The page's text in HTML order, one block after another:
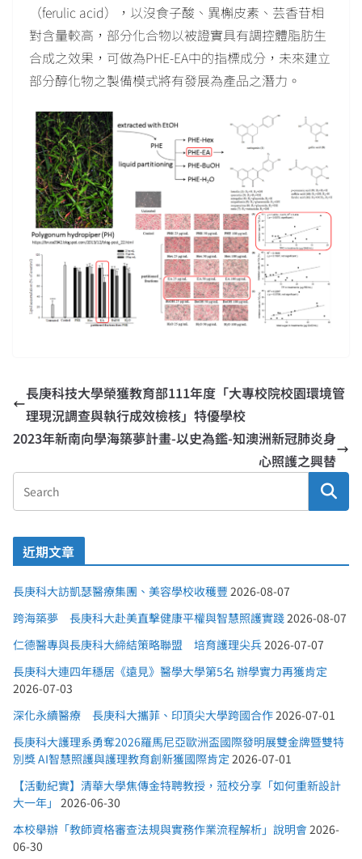
（ferulic acid），以沒食子酸、異槲皮素、芸香苷相
對含量較高，部分化合物以被證實具有調控體脂肪生
合成之效果，可做為PHE-EA中的指標成分，未來建立
部分醇化物之製備模式將有發展為產品之潛力。
長庚科技大學榮獲教育部111年度「大專校院校園環境管
理現況調查與執行成效檢核」特優學校
2023年新南向學海築夢計畫-以史為鑑-知澳洲新冠肺炎身
心照護之興替
近期文章
長庚科大訪凱瑟醫療集團、美容學校收穫豐 2026-08-07
跨海築夢 長庚科大赴美直擊健康平權與智慧照護實踐 2026-08-07
仁德醫專與長庚科大締結策略聯盟 培育護理尖兵 2026-07-07
長庚科大連四年穩居《遠見》醫學大學第5名 辦學實力再獲肯定
2026-07-03
深化永續醫療 長庚科大攜菲、印頂尖大學跨國合作 2026-07-01
長庚科大護理系勇奪2026羅馬尼亞歐洲盃國際發明展雙金牌暨雙特
別獎 AI智慧照護與護理教育創新獲國際肯定 2026-07-01
【活動紀實】清華大學焦傳金特聘教授，蒞校分享「如何重新設計
大一年」
2026-06-30
本校舉辦「教師資格審查法規與實務作業流程解析」說明會 2026-
06-30